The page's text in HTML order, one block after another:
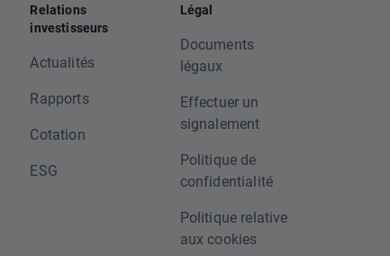
Relations
investisseurs
Actualités
Rapports
Cotation
ESG
Légal
Documents
légaux
Effectuer un
signalement
Politique de
confidentialité
Politique relative
aux cookies